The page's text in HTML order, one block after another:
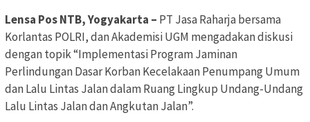
Lensa Pos NTB, Yogyakarta – PT Jasa Raharja bersama
Korlantas POLRI, dan Akademisi UGM mengadakan diskusi
dengan topik “Implementasi Program Jaminan
Perlindungan Dasar Korban Kecelakaan Penumpang Umum
dan Lalu Lintas Jalan dalam Ruang Lingkup Undang-Undang
Lalu Lintas Jalan dan Angkutan Jalan”.